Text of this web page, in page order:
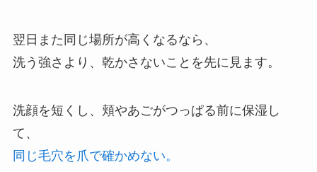
翌日また同じ場所が高くなるなら、
洗う強さより、乾かさないことを先に見ます。
洗顔を短くし、頬やあごがつっぱる前に保湿し
て、
同じ毛穴を爪で確かめない。